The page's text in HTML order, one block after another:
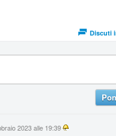
Discuti
2023 alle 19:39